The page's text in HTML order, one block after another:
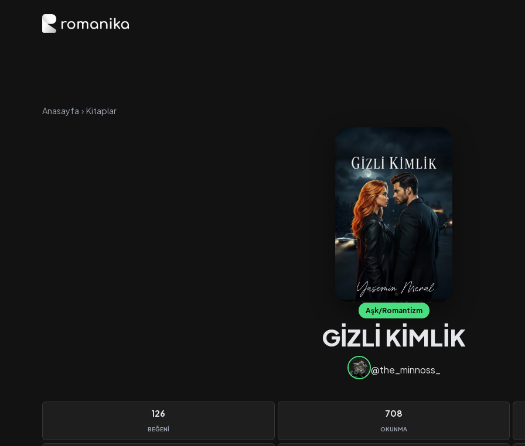
Anasayfa › Kitaplar
Aşk/Romantizm
GİZLİ KİMLİK
@the_minnoss_
126
BEĞENI
708
OKUNMA